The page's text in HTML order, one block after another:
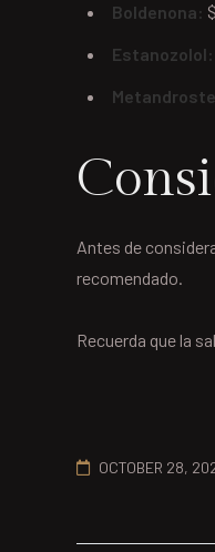
Boldenona:
Estanozolol:
Antes de
recomendado.
Recuerda que la
OCTOBER 28,